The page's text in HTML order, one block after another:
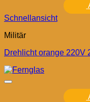
Schnellansicht
Militär
Drehlicht orange 220V